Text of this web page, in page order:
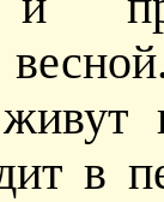
в